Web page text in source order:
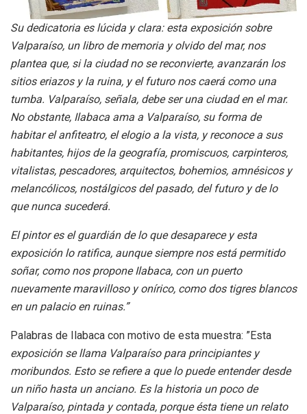
Su dedicatoria es lúcida y clara: esta exposición sobre
Valparaíso, un libro de memoria y olvido del mar, nos
plantea que, si la ciudad no se reconvierte, avanzarán los
sitios eriazos y la ruina, y el futuro nos caerá como una
tumba. Valparaíso, señala, debe ser una ciudad en el mar.
No obstante, Ilabaca ama a Valparaíso, su forma de
habitar el anfiteatro, el elogio a la vista, y reconoce a sus
habitantes, hijos de la geografía, promiscuos, carpinteros,
vitalistas, pescadores, arquitectos, bohemios, amnésicos y
melancólicos, nostálgicos del pasado, del futuro y de lo
que nunca sucederá.
El pintor es el guardián de lo que desaparece y esta
exposición lo ratifica, aunque siempre nos está permitido
soñar, como nos propone Ilabaca, con un puerto
nuevamente maravilloso y onírico, como dos tigres blancos
en un palacio en ruinas.”
Palabras de Ilabaca con motivo de esta muestra: ”Esta
exposición se llama Valparaíso para principiantes y
moribundos. Esto se refiere a que lo puede entender desde
un niño hasta un anciano. Es la historia un poco de
Valparaíso, pintada y contada, porque ésta tiene un relato